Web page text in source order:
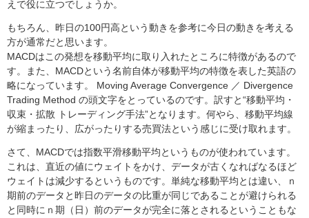
えで役に立つでしょうか。
もちろん、昨日の100円高という動きを参考に今日の動きを考える
方が通常だと思います。
MACDはこの発想を移動平均に取り入れたところに特徴があるので
す。また、MACDという名前自体が移動平均の特徴を表した英語の
略になっています。 Moving Average Convergence ／ Divergence
Trading Method の頭文字をとっているのです。訳すと“移動平均・
収束・拡散 トレーディング手法”となります。何やら、移動平均線
が縮まったり、広がったりする売買法という感じに受け取れます。
さて、MACDでは指数平滑移動平均というものが使われています。
これは、直近の値にウェイトをかけ、データが古くなればなるほど
ウェイトは減少するというものです。単純な移動平均とは違い、ｎ
期前のデータと昨日のデータの比重が同じであることが避けられる
と同時にｎ期（日）前のデータが完全に落とされるということもな